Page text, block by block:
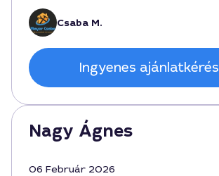
Csaba M.
Ingyenes ajánlatkérés
Nagy Ágnes
06 Február 2026